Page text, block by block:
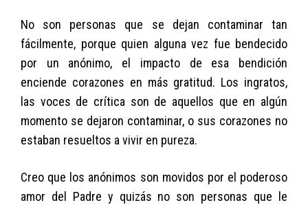
No son personas que se dejan contaminar tan
fácilmente, porque quien alguna vez fue bendecido
por un anónimo, el impacto de esa bendición
enciende corazones en más gratitud. Los ingratos,
las voces de crítica son de aquellos que en algún
momento se dejaron contaminar, o sus corazones no
estaban resueltos a vivir en pureza.
Creo que los anónimos son movidos por el poderoso
amor del Padre y quizás no son personas que le